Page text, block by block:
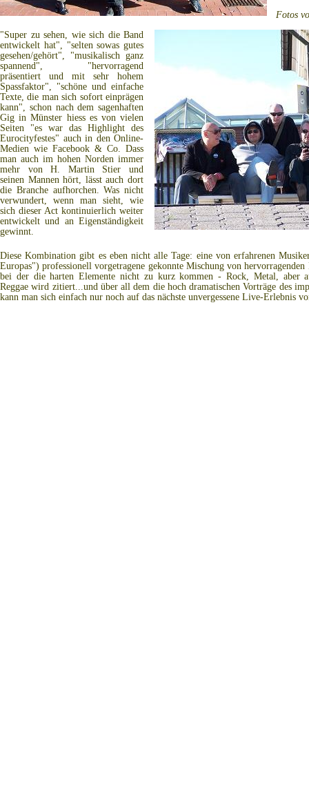
Fotos
"Super zu sehen, wie sich die Band
entwickelt hat", "selten sowas gutes
gesehen/gehört", "musikalisch ganz
spannend", "hervorragend
präsentiert und mit sehr hohem
Spassfaktor", "schöne und einfache
Texte, die man sich sofort einprägen
kann", schon nach dem sagenhaften
Gig in Münster hiess es von vielen
Seiten "es war das Highlight des
Eurocityfestes" auch in den Online-
Medien wie Facebook & Co. Dass
man auch im hohen Norden immer
mehr von H. Martin Stier und
seinen Mannen hört, lässt auch dort
die Branche aufhorchen. Was nicht
verwundert, wenn man sieht, wie
sich dieser Act kontinuierlich weiter
entwickelt und an Eigenständigkeit
gewinnt.
Diese Kombination gibt es eben nicht alle Tage: eine von erfahrenen
Europas") professionell vorgetragene gekonnte Mischung von
bei der die harten Elemente nicht zu kurz kommen - Rock, Metal, aber
Reggae wird zitiert...und über all dem die hoch dramatischen Vorträge des
kann man sich einfach nur noch auf das nächste unvergessene Live-Erlebnis